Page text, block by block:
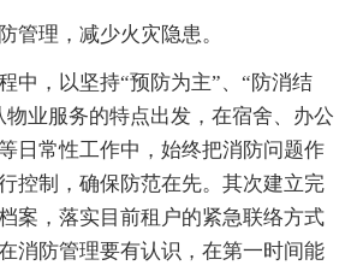
理，减少火灾隐患。
，以坚持“预防为主”、“防消结
物业服务的特点出发，在宿舍、办公
日常性工作中，始终把消防问题作
控制，确保防范在先。其次建立完
案，落实目前租户的紧急联络方式
消防管理要有认识，在第一时间能